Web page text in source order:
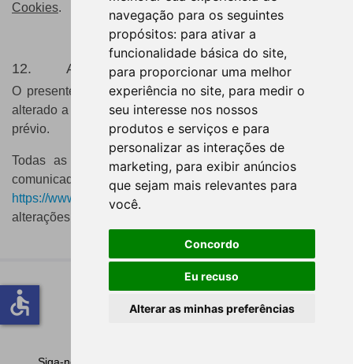
navegação para os seguintes
propósitos: para ativar a
funcionalidade básica do site,
para proporcionar uma melhor
experiência no site, para medir o
seu interesse nos nossos
produtos e serviços e para
personalizar as interações de
marketing, para exibir anúncios
que sejam mais relevantes para
você.
Concordo
Eu recuso
Alterar as minhas preferências
Cookies.
12. Alterações ao Aviso de Privacidade
O presente Aviso de Privacidade pode ser atualizado ou
alterado a qualquer momento e sem necessidade de aviso
prévio.
Todas as atualizações ao Aviso de Privacidade serão
comunicadas através de aviso no nosso Website:
https://www.caboverdeairlines.com/
alterações possam ser imediatamente apreendidas.
Customer Services:+238350 01 50
accessible